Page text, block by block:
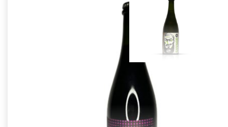
Mlinarica SAVAGE
12,59